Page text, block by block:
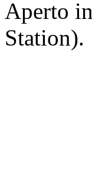
Aperto
Station).